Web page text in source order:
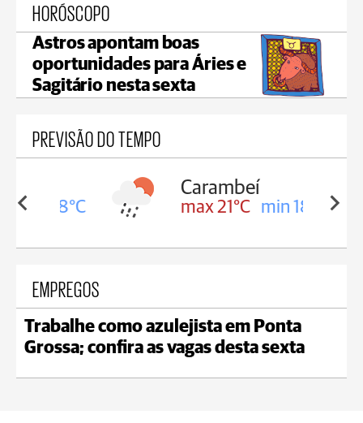
HORÓSCOPO
Astros apontam boas
oportunidades para Áries e
Sagitário nesta sexta
PREVISÃO DO TEMPO
18°C
Carambeí
max 21°C min 18°C
EMPREGOS
Trabalhe como azulejista em Ponta
Grossa; confira as vagas desta sexta